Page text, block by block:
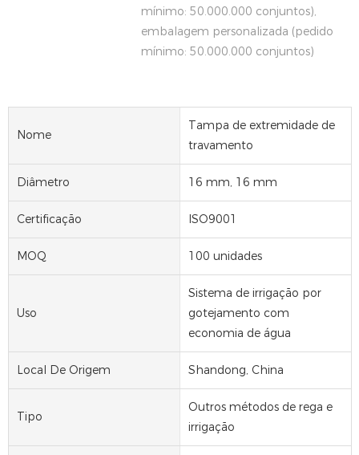
mínimo: 50.000.000 conjuntos),
embalagem personalizada (pedido
mínimo: 50.000.000 conjuntos)
Nome
Tampa de extremidade de
travamento
Diâmetro 16 mm, 16 mm
Certificação ISO9001
MOQ 100 unidades
Uso
Sistema de irrigação por
gotejamento com
economia de água
Local De Origem Shandong, China
Tipo
Outros métodos de rega e
irrigação